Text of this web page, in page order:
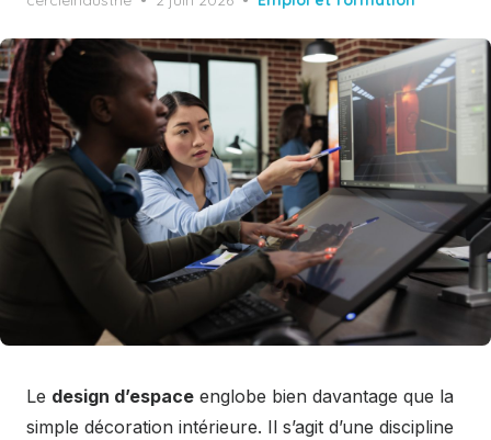
Le design d’espace englobe bien davantage que la
simple décoration intérieure. Il s’agit d’une discipline